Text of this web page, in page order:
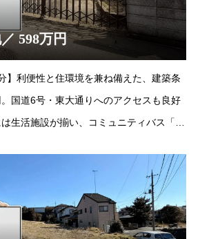
598万円
】利便性と住環境を兼ね備えた、建築条
国道6号・東大通りへのアクセスも良好
生活施設が揃い、コミュニティバス「つ
ームを実現しませんか